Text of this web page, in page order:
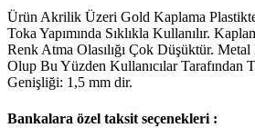
Ürün Akrilik Üzeri Gold Kaplama
Toka Yapımında Sıklıkla Kullanılır.
Renk Atma Olasılığı Çok Düşüktür.
Olup Bu Yüzden Kullanıcılar Tarafından
Genişliği: 1,5 mm dir.
Bankalara özel taksit seçenekleri :